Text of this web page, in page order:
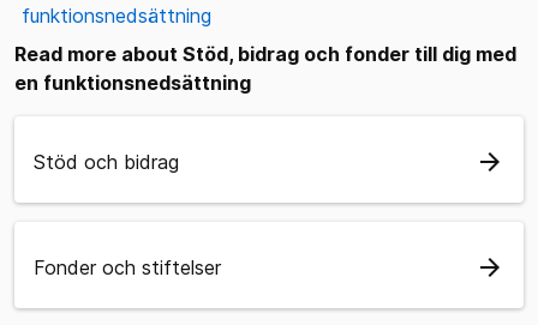
funktionsnedsättning
Read more about Stöd, bidrag och fonder till dig med
en funktionsnedsättning
Stöd och bidrag arrow_forward
Fonder och stiftelser arrow_forward